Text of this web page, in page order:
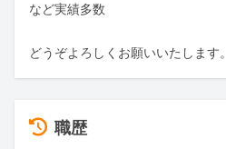
など実績多数
どうぞよろしくお願いいたします。
職歴